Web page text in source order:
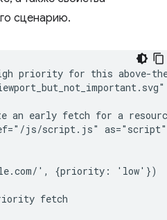
сценарию.
priority for this above-
an early fetch for a
js/script.js"
', {priority: 'low'})
fetch